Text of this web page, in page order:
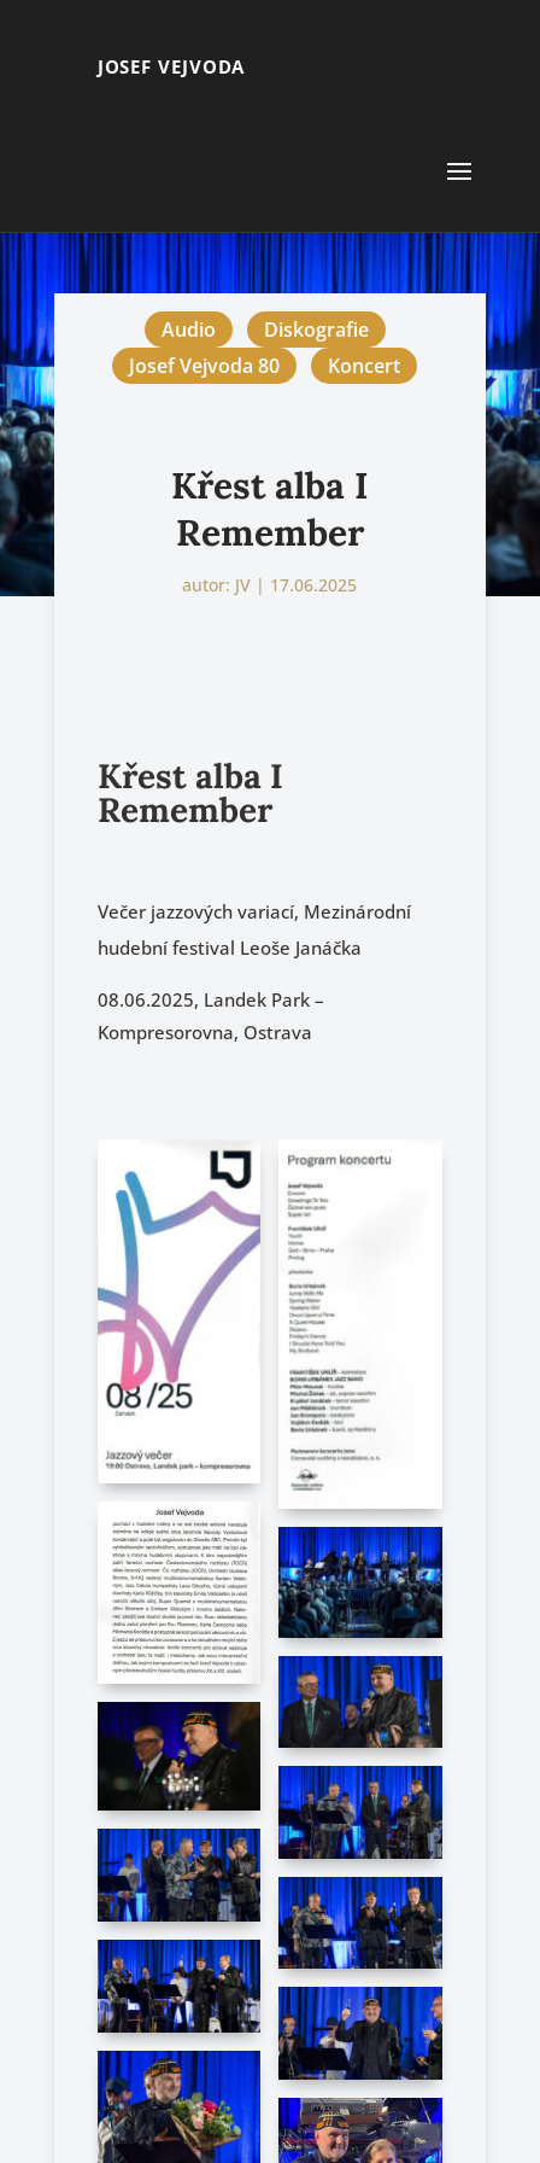
JOSEF VEJVODA
Audio
Diskografie
Josef Vejvoda 80
Koncert
Křest alba I
Remember
autor: JV | 17.06.2025
Křest alba I
Remember
Večer jazzových variací, Mezinárodní
hudební festival Leoše Janáčka
08.06.2025, Landek Park –
Kompresorovna, Ostrava